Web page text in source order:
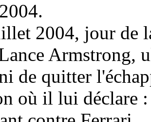
2004, jour de
Armstrong,
de quitter
où il lui déclare